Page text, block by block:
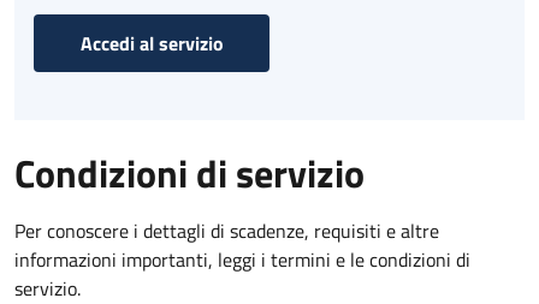
Accedi al servizio
Condizioni di servizio
Per conoscere i dettagli di scadenze, requisiti e altre
informazioni importanti, leggi i termini e le condizioni di
servizio.